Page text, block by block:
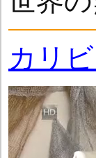
カリ